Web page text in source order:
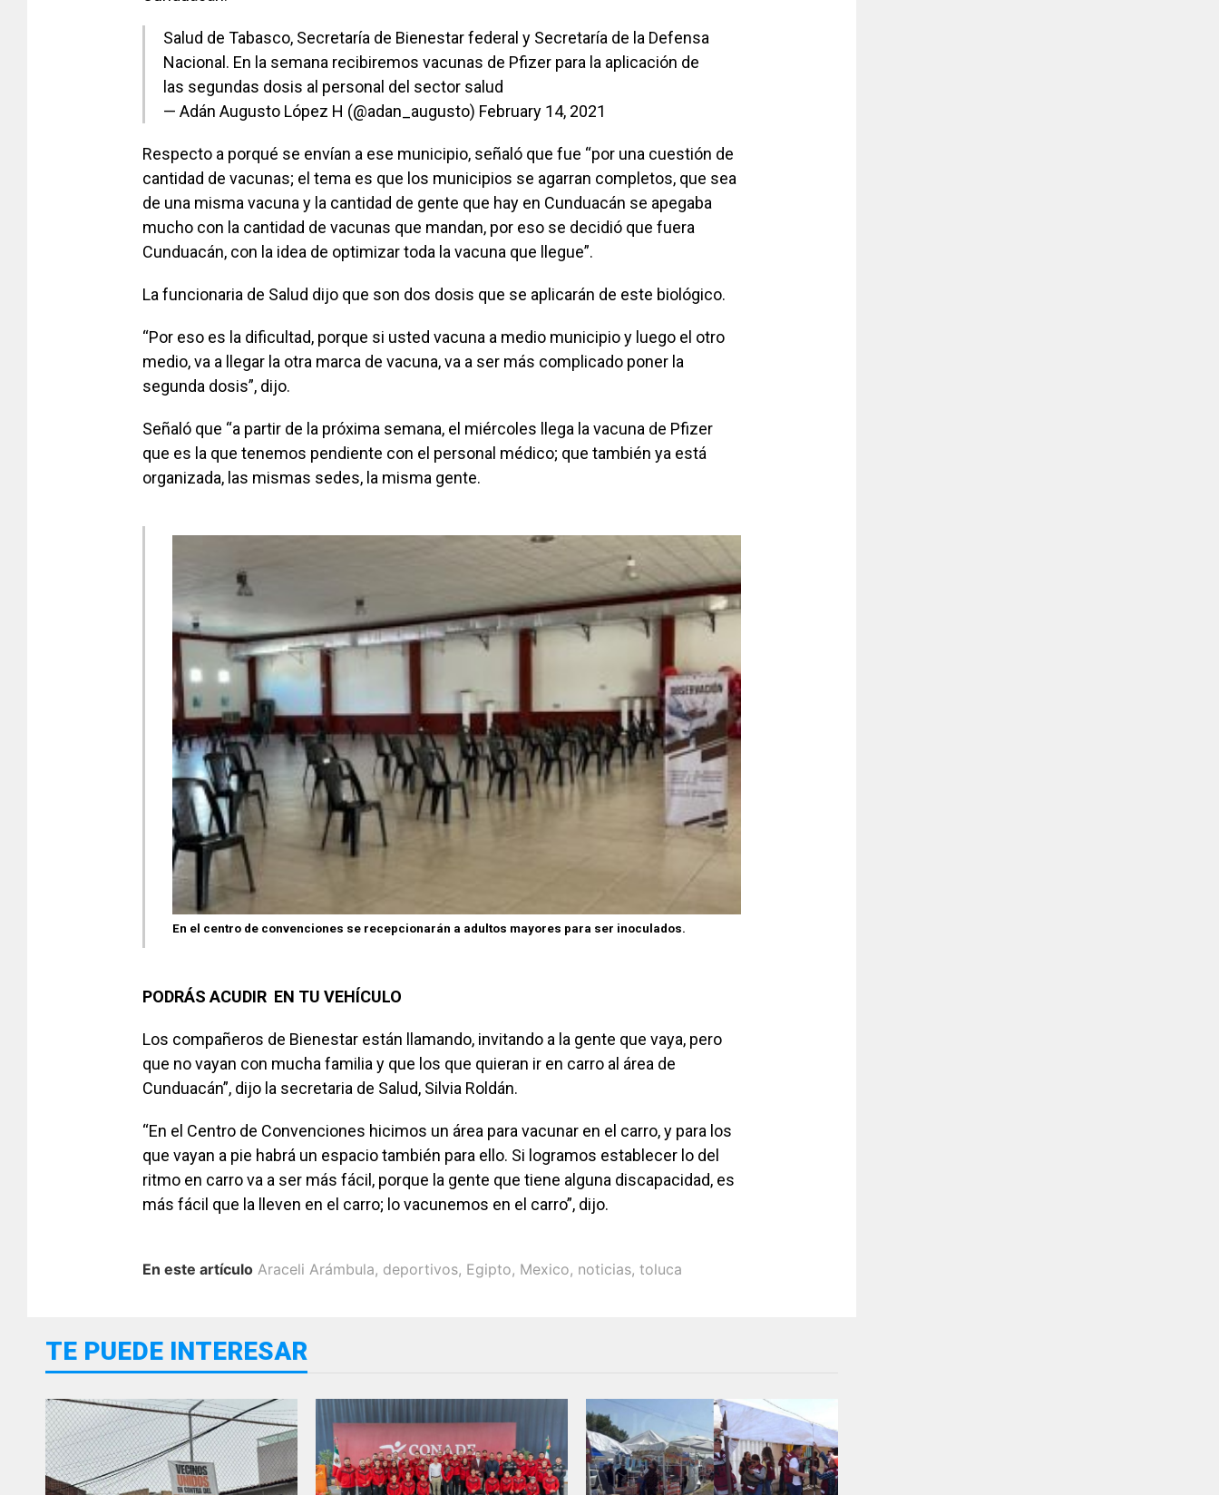
Salud de Tabasco, Secretaría de Bienestar federal y Secretaría de la Defensa
Nacional. En la semana recibiremos vacunas de Pfizer para la aplicación de
las segundas dosis al personal del sector salud
— Adán Augusto López H (@adan_augusto) February 14, 2021
Respecto a porqué se envían a ese municipio, señaló que fue “por una cuestión de
cantidad de vacunas; el tema es que los municipios se agarran completos, que sea
de una misma vacuna y la cantidad de gente que hay en Cunduacán se apegaba
mucho con la cantidad de vacunas que mandan, por eso se decidió que fuera
Cunduacán, con la idea de optimizar toda la vacuna que llegue”.
La funcionaria de Salud dijo que son dos dosis que se aplicarán de este biológico.
“Por eso es la dificultad, porque si usted vacuna a medio municipio y luego el otro
medio, va a llegar la otra marca de vacuna, va a ser más complicado poner la
segunda dosis”, dijo.
Señaló que “a partir de la próxima semana, el miércoles llega la vacuna de Pfizer
que es la que tenemos pendiente con el personal médico; que también ya está
organizada, las mismas sedes, la misma gente.
En el centro de convenciones se recepcionarán a adultos mayores para ser inoculados.
PODRÁS ACUDIR EN TU VEHÍCULO
Los compañeros de Bienestar están llamando, invitando a la gente que vaya, pero
que no vayan con mucha familia y que los que quieran ir en carro al área de
Cunduacán”, dijo la secretaria de Salud, Silvia Roldán.
“En el Centro de Convenciones hicimos un área para vacunar en el carro, y para los
que vayan a pie habrá un espacio también para ello. Si logramos establecer lo del
ritmo en carro va a ser más fácil, porque la gente que tiene alguna discapacidad, es
más fácil que la lleven en el carro; lo vacunemos en el carro”, dijo.
En este artículo Araceli Arámbula, deportivos, Egipto, Mexico, noticias, toluca
TE PUEDE INTERESAR